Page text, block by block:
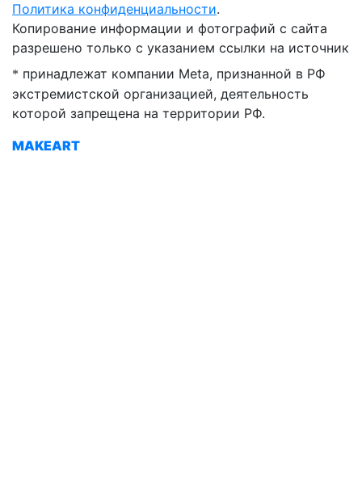
Политика конфиденциальности.
MAKEART
Копирование информации и фотографий с сайта
разрешено только с указанием ссылки на источник
* принадлежат компании Meta, признанной в РФ
экстремистской организацией, деятельность
которой запрещена на территории РФ.